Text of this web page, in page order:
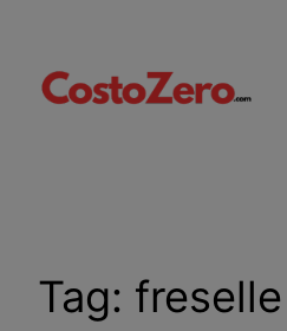
contenuto
Tag: